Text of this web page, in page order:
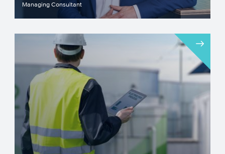
Managing Consultant